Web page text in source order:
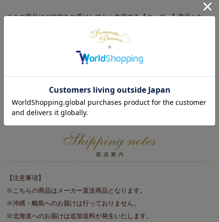
※この商品はご注文をお受けしてから生産する【オーダー】商品となっ
ておりますので、ご注文いただいてからお届けまで２～３週間程度お時
間をいただきますことをご了承ください。（年末年始・ゴールデンウィ
ーク・お盆等の長期休暇時や新生活繁忙期は、メーカーの都合上、記載
りません。長期のご不在・受取拒否等で商品が返品されましても商品代
金はご請求させていただきますのでご注意ください。
【注意事項】
※こちらの商品はメーカー直送商品となります。
※沖縄・離島へのお届けは行っておりません。
※北海道へのお届けは追加送料が発生いたします。